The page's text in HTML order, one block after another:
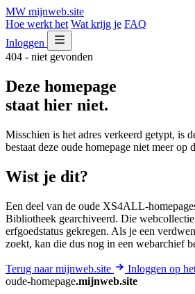
MW mijnweb.site
Hoe werkt het Wat krijg je FAQ
Inloggen
404 - niet gevonden
Deze homepage
staat hier niet.
Misschien is het adres verkeerd getypt, is
bestaat deze oude homepage niet meer op
Wist je dit?
Een deel van de oude XS4ALL-
Bibliotheek gearchiveerd. Die
erfgoedstatus gekregen. Als je een
zoekt, kan die dus nog in een webarchief
Terug naar mijnweb.site
Inloggen op
oude-homepage.mijnweb.site